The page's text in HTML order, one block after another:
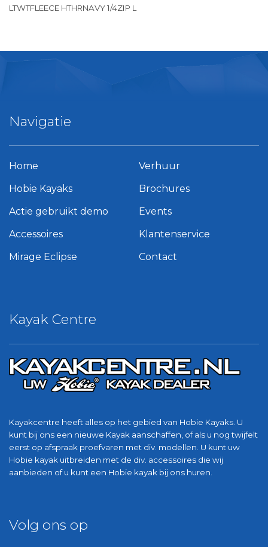
LTWTFLEECE HTHRNAVY 1/4ZIP L
Kayak Centre
Kayakcentre heeft alles op het gebied van Hobie Kayaks. U
kunt bij ons een nieuwe Kayak aanschaffen, of als u nog twijfelt
eerst op afspraak proefvaren met div. modellen. U kunt uw
Hobie kayak uitbreiden met de div. accessoires die wij
aanbieden of u kunt een Hobie kayak bij ons huren.
Navigatie
Home
Hobie Kayaks
Actie gebruikt demo
Accessoires
Mirage Eclipse
Verhuur
Brochures
Events
Klantenservice
Contact
Volg ons op